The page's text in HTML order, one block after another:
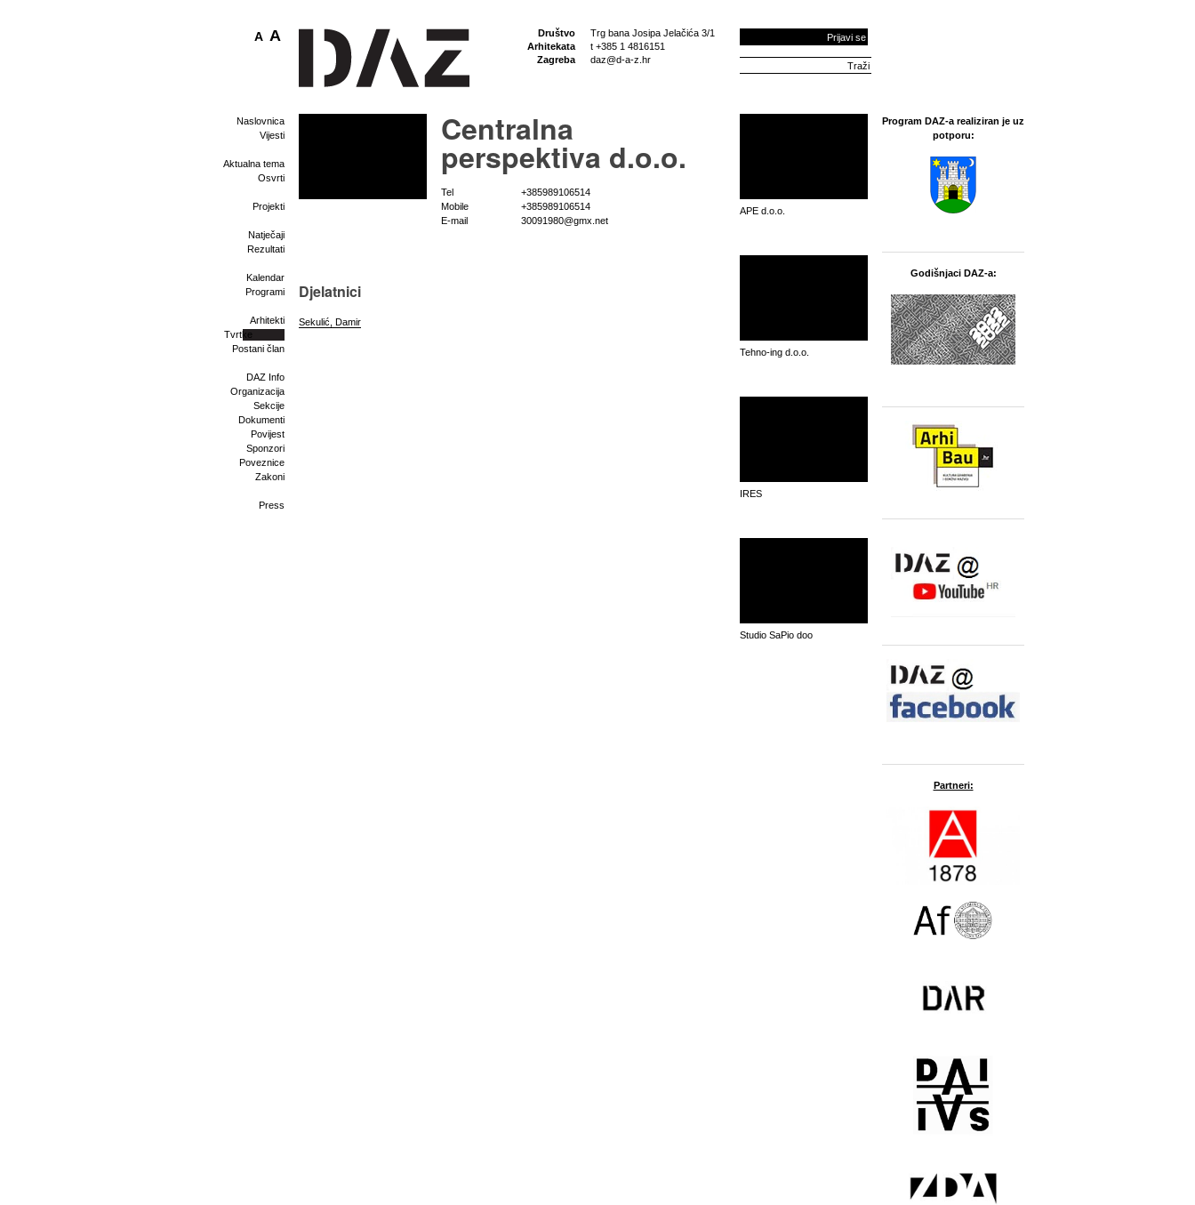
Društvo
Arhitekata
Zagreba
Trg bana Josipa Jelačića 3/1
t +385 1 4816151
daz@d-a-z.hr
Prijavi se
A A
Naslovnica
Vijesti
Aktualna tema
Osvrti
Projekti
Natječaji
Rezultati
Kalendar
Programi
Arhitekti
Tvrtke
Postani član
DAZ Info
Organizacija
Sekcije
Dokumenti
Povijest
Sponzori
Poveznice
Zakoni
Press
Centralna
perspektiva d.o.o.
Tel
+385989106514
Mobile
+385989106514
E-mail
30091980@gmx.net
Djelatnici
Sekulić, Damir
APE d.o.o.
Tehno-ing d.o.o.
IRES
Studio SaPio doo
Program DAZ-a realiziran je uz
potporu:
Godišnjaci DAZ-a:
Partneri: